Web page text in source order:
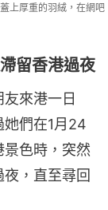
上厚重的羽絨，在網吧
留香港過夜
來港一日
她們在1月24
景色時，突然
，直至尋回